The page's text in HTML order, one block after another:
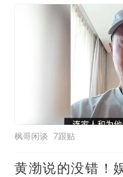
枫哥闲谈 7跟贴
黄渤说的没错！